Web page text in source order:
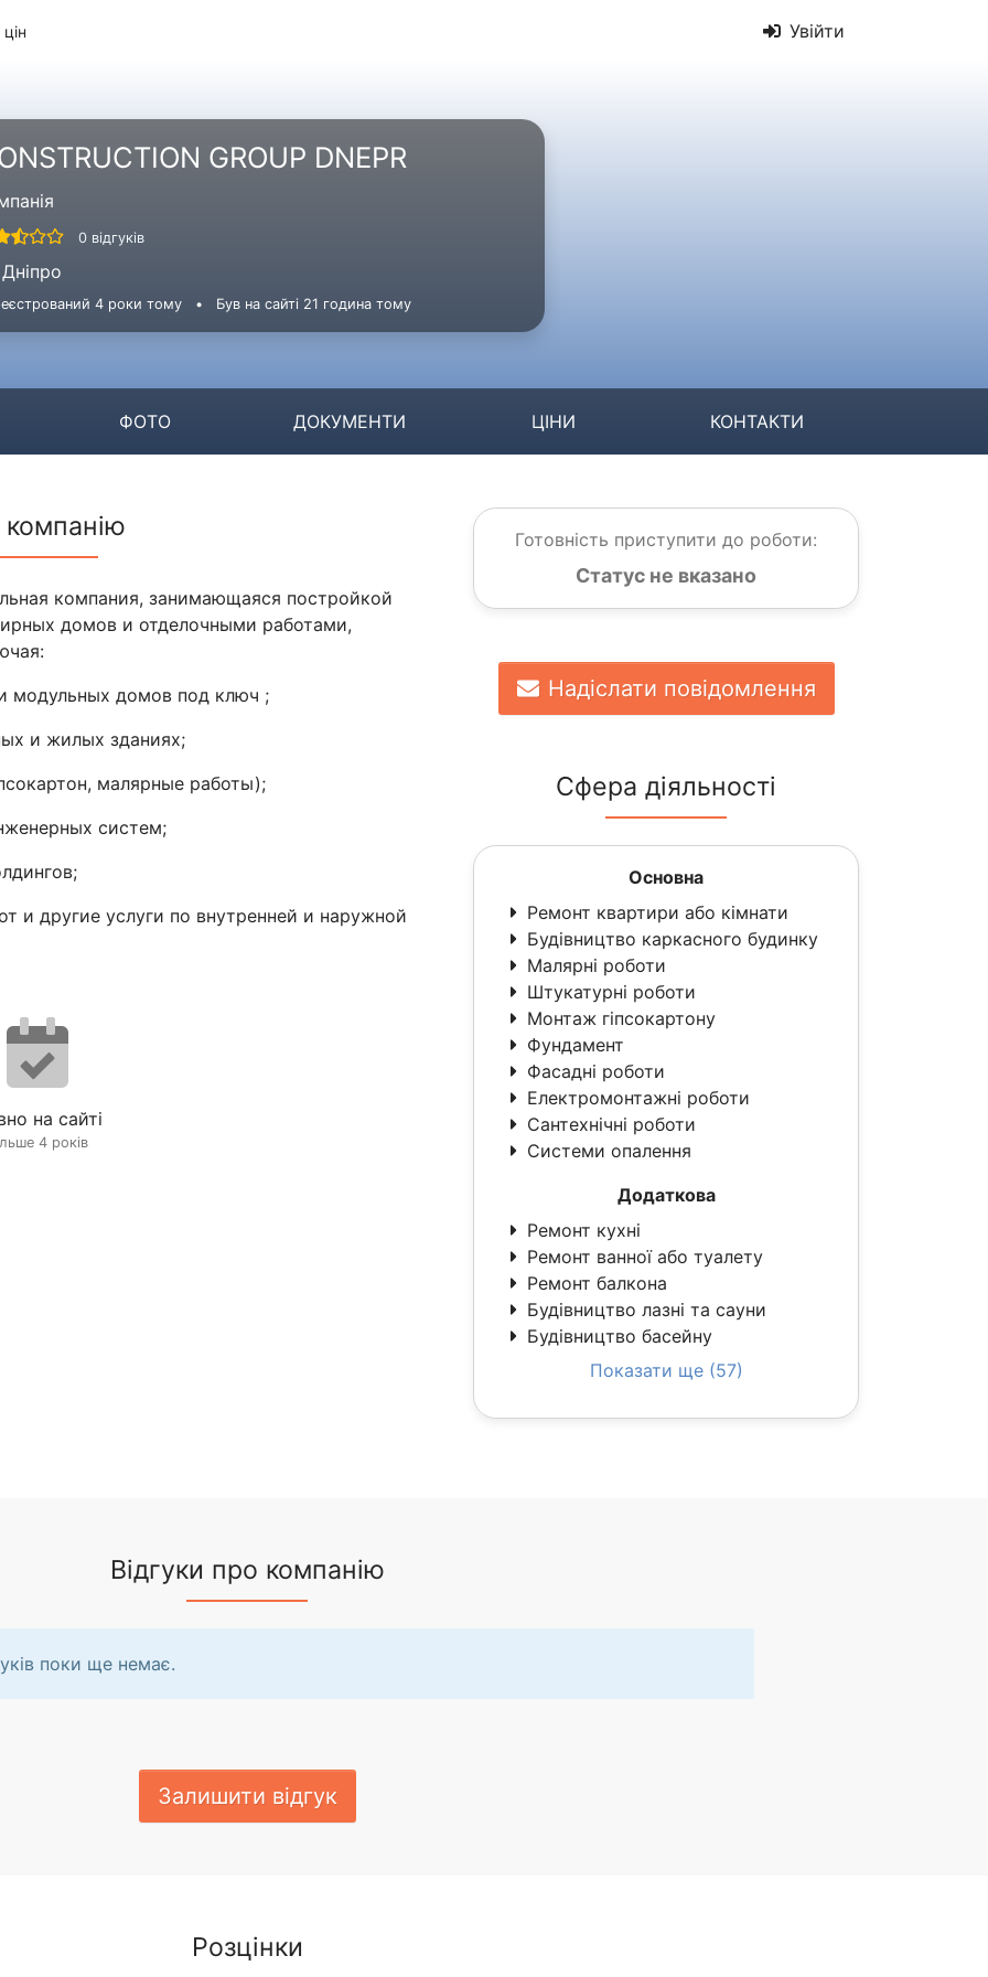
Увійти
GROUP DNEPR
0 відгуків
Дніпро
4 роки тому • Був на сайті 21 година тому
ФОТО ДОКУМЕНТИ ЦІНИ КОНТАКТИ
компания, занимающаяся постройкой
домов и отделочными работами,
модульных домов под ключ ;
и жилых зданиях;
малярные работы);
систем;
и другие услуги по внутренней и наружной
на сайті
4 років
Готовність приступити до роботи:
Статус не вказано
Надіслати повідомлення
Сфера діяльності
Основна
Ремонт квартири або кімнати
Будівництво каркасного будинку
Малярні роботи
Штукатурні роботи
Монтаж гіпсокартону
Фундамент
Фасадні роботи
Електромонтажні роботи
Сантехнічні роботи
Системи опалення
Додаткова
Ремонт кухні
Ремонт ванної або туалету
Ремонт балкона
Будівництво лазні та сауни
Будівництво басейну
Показати ще (57)
Відгуки про компанію
поки ще немає.
Залишити відгук
Розцінки